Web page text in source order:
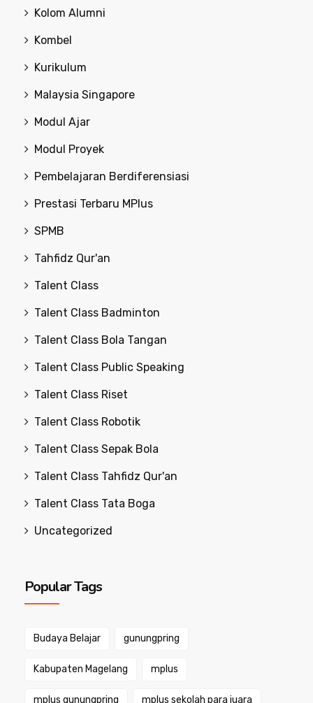
Kolom Alumni
Kombel
Kurikulum
Malaysia Singapore
Modul Ajar
Modul Proyek
Pembelajaran Berdiferensiasi
Prestasi Terbaru MPlus
SPMB
Tahfidz Qur'an
Talent Class
Talent Class Badminton
Talent Class Bola Tangan
Talent Class Public Speaking
Talent Class Riset
Talent Class Robotik
Talent Class Sepak Bola
Talent Class Tahfidz Qur'an
Talent Class Tata Boga
Uncategorized
Popular Tags
Budaya Belajar gunungpring
Kabupaten Magelang mplus
mplus gunungpring mplus sekolah para juara